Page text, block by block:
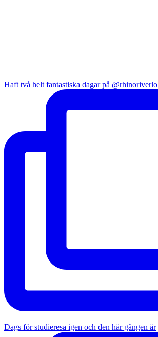
Haft två helt fantastiska dagar på @rhinoriverlo
Dags för studieresa igen och den här gången är